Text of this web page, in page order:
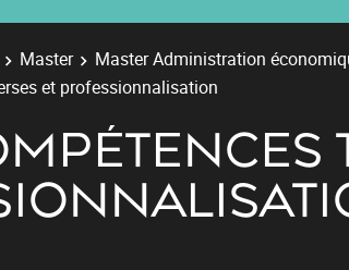
Master Master Administration
et professionnalisation